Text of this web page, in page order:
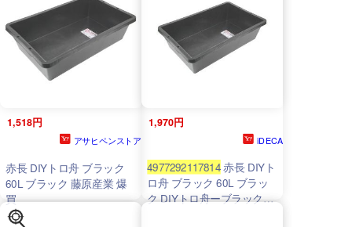
1,518円
アサヒペンストア
赤長 DIYトロ舟 ブラック
60L ブラック 藤原産業 爆
買
1,970円
iDECA
4977292117814赤長 DIYト
ロ舟 ブラック 60L ブラッ
ク DIYトロ舟ーブラック